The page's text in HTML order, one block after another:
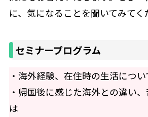
に、気になることを聞いてみてく
セミナープログラム
・海外経験、在住時の生活につい
・帰国後に感じた海外との違い
は